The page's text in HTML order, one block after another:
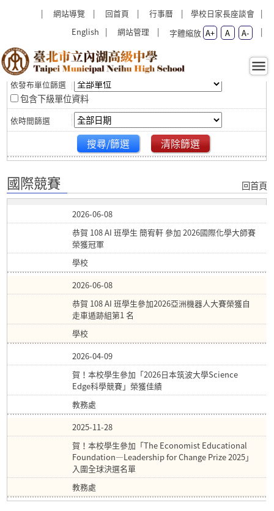
網站導覽
回首頁 行事曆
學校日家長座談會
English
網站管理 字體縮放 A+ A A-
國際競賽 - 臺北市立內湖高級
中學
包含下級單位資料
搜尋/篩選 清除篩選
國際競賽 回首頁
2026-06-08
恭賀 108 AI 班學生 簡宥軒 參加 2026國際化學大師賽
榮獲冠軍
學校
2026-06-08
恭賀 108 AI 班學生參加2026亞洲機器人大賽榮獲自
走車遁跡組第1 名
學校
2026-04-09
賀！本校學生參加「2026日本筑波大學Science
Edge科學競賽」榮獲佳績
教務處
2025-11-28
賀！本校學生參加「The Economist Educational
Foundation—Leadership for Change Prize 2025」
入圍全球決選名單
教務處